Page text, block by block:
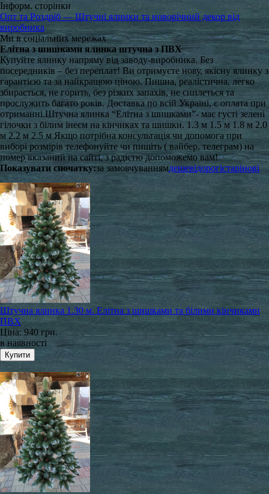
Інформ. сторінки
Опт та Роздріб — Штучні ялинки та новорічний декор від
виробника
Ми в соціальних мережах
Елітна з шишками ялинка штучна з ПВХ
Купуйте ялинку напряму від заводу-виробника. Без
посередників – без переплат! Ви отримуєте нову, якісну ялинку з
гарантією та за найкращою ціною. Пишна, реалістична, легко
збирається, не горить, без різких запахів, не сиплеться та
прослужить багато років. Доставка по всій Україні, є оплата при
отриманні. ​Штучна ялинка “Елітна з шишками”- має густі зелені
гілочки з білим інеєм на кінчиках та шишки. 1.3 м 1.5 м 1.8 м 2.0
м 2.2 м 2.5 м Якщо потрібна консультація чи допомога при
виборі розмірів телефонуйте чи пишіть ( вайбер, телеграм) на
номер вказаний на сайті, з радістю допоможемо вам!
Показувати спочатку:за замовчуваннямдешевідорогістарінові
Штучна ялинка 1.30 м. Елітна з шишками та білими кінчиками
ПВХ
Ціна: 940 грн.
в наявності